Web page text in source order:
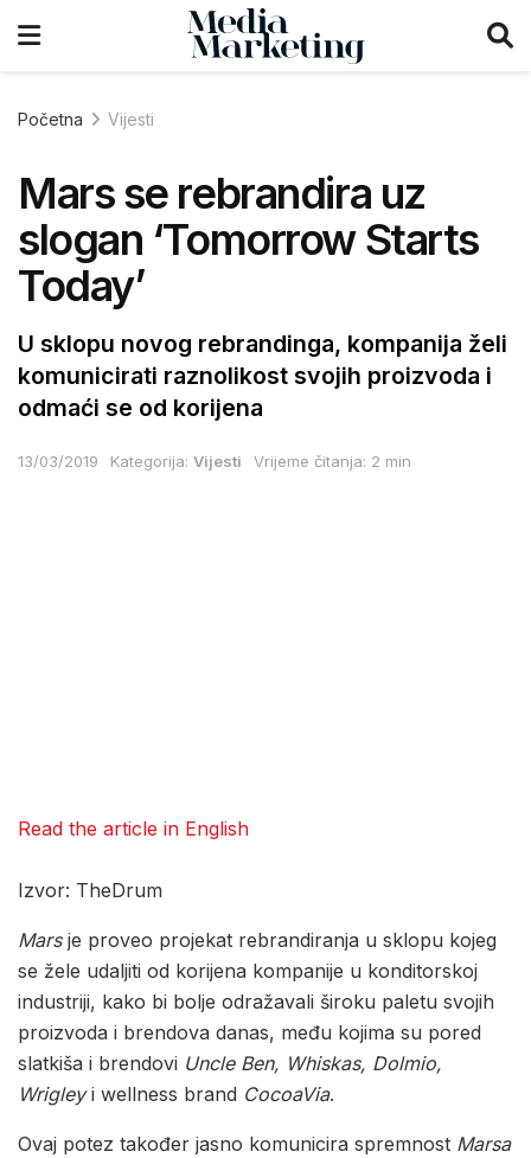
Početna Vijesti
Mars se rebrandira uz
slogan ‘Tomorrow Starts
Today’
U sklopu novog rebrandinga, kompanija želi
komunicirati raznolikost svojih proizvoda i
odmaći se od korijena
13/03/2019 Kategorija: Vijesti Vrijeme čitanja: 2 min
Read the article in English
Izvor: TheDrum
Marsje proveo projekat rebrandiranja u sklopu kojeg
se žele udaljiti od korijena kompanije u konditorskoj
industriji, kako bi bolje odražavali široku paletu svojih
proizvoda i brendova danas, među kojima su pored
slatkiša i brendovi Uncle Ben, Whiskas, Dolmio,
Wrigleyi wellness brand CocoaVia.
Ovaj potez također jasno komunicira spremnost Marsa